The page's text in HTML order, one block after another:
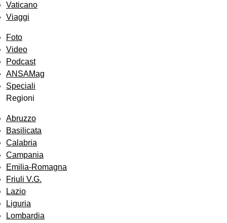
Vaticano
Viaggi
Foto
Video
Podcast
ANSAMag
Speciali
Regioni
Abruzzo
Basilicata
Calabria
Campania
Emilia-Romagna
Friuli V.G.
Lazio
Liguria
Lombardia